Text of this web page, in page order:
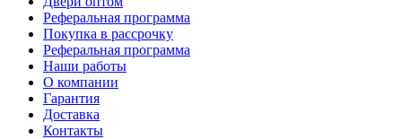
Реферальная программа
Покупка в рассрочку
Реферальная программа
Наши работы
О компании
Гарантия
Доставка
Контакты